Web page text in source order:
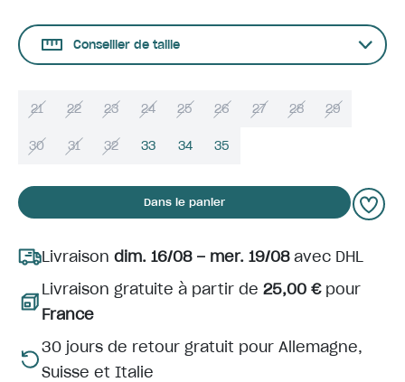
Conseiller de taille
21 22 23 24 25 26 27 28 29
30 31 32 33 34 35
Dans le panier
Livraison dim. 16/08 – mer. 19/08avec DHL
Livraison gratuite à partir de 25,00 €pour
France
30 jours de retour gratuit pour Allemagne,
Suisse et Italie